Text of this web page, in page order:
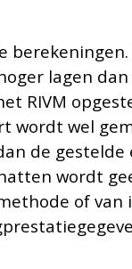
lagen
RIVM
wordt wel
de gestelde
wordt
of van